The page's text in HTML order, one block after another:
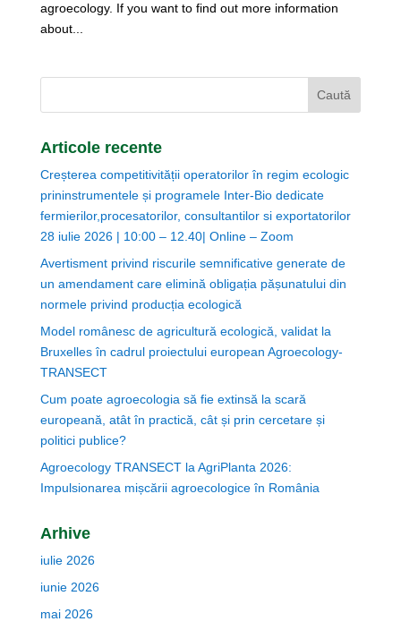
agroecology. If you want to find out more information
about...
Articole recente
Creșterea competitivității operatorilor în regim ecologic
prininstrumentele și programele Inter-Bio dedicate
fermierilor,procesatorilor, consultantilor si exportatorilor
28 iulie 2026 | 10:00 – 12.40| Online – Zoom
Avertisment privind riscurile semnificative generate de
un amendament care elimină obligația pășunatului din
normele privind producția ecologică
Model românesc de agricultură ecologică, validat la
Bruxelles în cadrul proiectului european Agroecology-
TRANSECT
Cum poate agroecologia să fie extinsă la scară
europeană, atât în practică, cât și prin cercetare și
politici publice?
Agroecology TRANSECT la AgriPlanta 2026:
Impulsionarea mișcării agroecologice în România
Arhive
iulie 2026
iunie 2026
mai 2026